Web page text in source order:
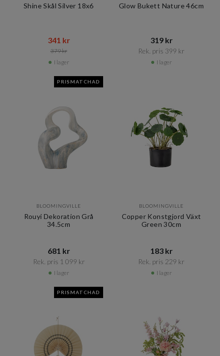
Shine Skål Silver 18x6
341 kr​​
379 kr​​
I lager
Glow Bukett Nature 46cm
319 kr​​
Rek. pris 399 kr​​
I lager
PRISMATCHAD
BLOOMINGVILLE
Rouyi Dekoration Grå
34.5cm
681 kr​​
Rek. pris 1 099 kr​​
I lager
BLOOMINGVILLE
Copper Konstgjord Växt
Green 30cm
183 kr​​
Rek. pris 229 kr​​
I lager
PRISMATCHAD